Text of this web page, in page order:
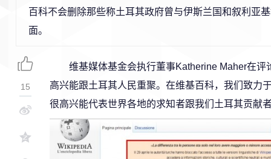
百科不会删除那些称土耳其政府曾与伊斯兰国和叙利亚
面。
维基媒体基金会执行董事Katherine Maher在评
高兴能跟土耳其人民重聚。在维基百科，我们致力
很高兴能代表世界各地的求知者跟我们土耳其贡献
15